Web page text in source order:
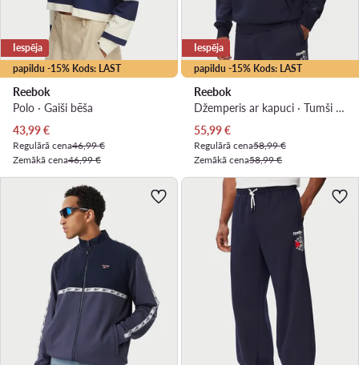
papildu -15% Kods: LAST
Iespēja
Reebok
Polo · Gaiši bēša
Pašreizējā cena
43,99€
Regulārā cena46,99 €
Zemākā cena46,99 €
papildu -15% Kods: LAST
Iespēja
Reebok
Džemperis ar kapuci · Tumši zils
Pašreizējā cena
55,99€
Regulārā cena58,99 €
Zemākā cena58,99 €